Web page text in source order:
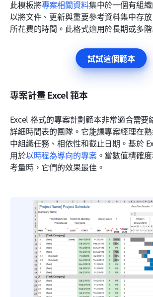
此模板將專案相關資料集中於一個有組
以將文件、更新與重要參考資料集中存
所花費的時間。此格式適用於長期或多階
試試這個範本
專案計畫 Excel 範本
Excel 格式的專案計劃範本非常適合需要
詳細時間表的團隊。它能讓專案經理在
中組織任務、相依性和截止日期。基於
用於以時程為導向的專案。當數值精確
考量時，它們的效果最佳。